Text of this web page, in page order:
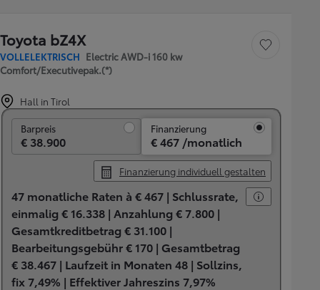
Toyota bZ4X
VOLLELEKTRISCH Electric AWD-i 160 kw
Comfort/Executivepak.(*)
Fahrzeug speichern
Hall in Tirol
Barpreis
€ 38.900
Finanzierung
€ 467 /monatlich
Finanzierung individuell gestalten
47 monatliche Raten à € 467 | Schlussrate,
einmalig € 16.338 | Anzahlung € 7.800 |
Gesamtkreditbetrag € 31.100 |
Bearbeitungsgebühr € 170 | Gesamtbetrag
€ 38.467 | Laufzeit in Monaten 48 | Sollzins,
fix 7,49% | Effektiver Jahreszins 7,97%